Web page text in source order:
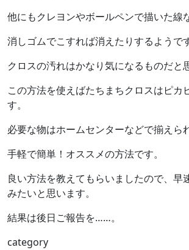
他にもクレヨンやボールペンで描いた線
消しゴムでこすれば消えたりするようです
クロスの汚れはかなり気になるものだと
この方法を使えばたちまちクロスはピカ
す。
必要な物はホームセンターなどで揃えら
手軽で簡単！オススメの方法です。
良い方法を教えてもらいましたので、早
みたいと思います。
結果は後日ご報告を……。
category